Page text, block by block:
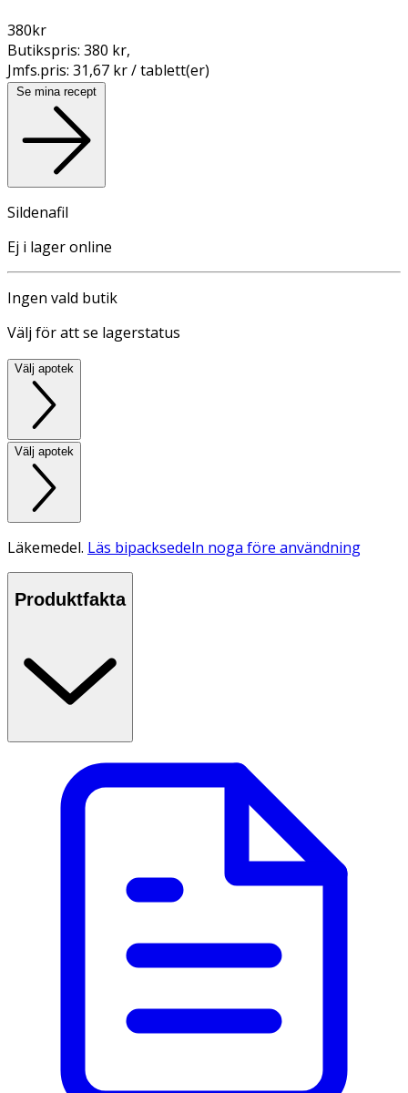
380kr
Butikspris: 380 kr,
Jmfs.pris: 31,67 kr / tablett(er)
Se mina recept
Sildenafil
Ej i lager online
Ingen vald butik
Välj för att se lagerstatus
Välj apotek
Välj apotek
Läkemedel. Läs bipacksedeln noga före användning
Produktfakta